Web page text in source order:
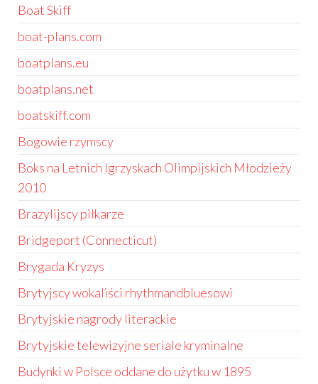
Boat Skiff
boat-plans.com
boatplans.eu
boatplans.net
boatskiff.com
Bogowie rzymscy
Boks na Letnich Igrzyskach Olimpijskich Młodzieży
2010
Brazylijscy piłkarze
Bridgeport (Connecticut)
Brygada Kryzys
Brytyjscy wokaliści rhythmandbluesowi
Brytyjskie nagrody literackie
Brytyjskie telewizyjne seriale kryminalne
Budynki w Polsce oddane do użytku w 1895